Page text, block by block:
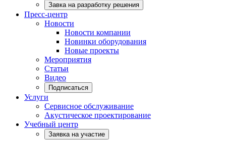
Завка на разработку решения
Пресс-центр
Новости
Новости компании
Новинки оборудования
Новые проекты
Мероприятия
Статьи
Видео
Подписаться
Услуги
Сервисное обслуживание
Акустическое проектирование
Учебный центр
Заявка на участие